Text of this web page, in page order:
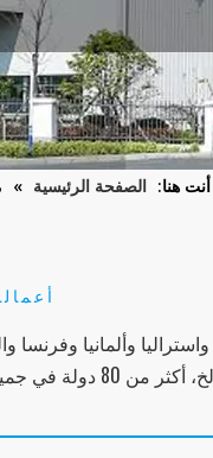
أنت هنا: الصفحة الرئيسية »
وألمانيا وفرنسا
وإنجلترا وأمريكا، إلخ، أكثر من